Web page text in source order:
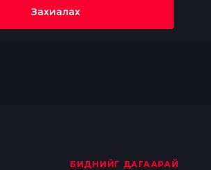
Захиалах
БИДНИЙГ ДАГААРАЙ